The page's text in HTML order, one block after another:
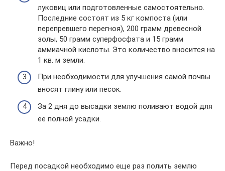
луковиц или подготовленные самостоятельно.
Последние состоят из 5 кг компоста (или
перепревшего перегноя), 200 грамм древесной
золы, 50 грамм суперфосфата и 15 грамм
аммиачной кислоты. Это количество вносится на
1 кв. м земли.
При необходимости для улучшения самой почвы
вносят глину или песок.
За 2 дня до высадки землю поливают водой для
ее полной усадки.
Важно!
Перед посадкой необходимо еще раз полить землю